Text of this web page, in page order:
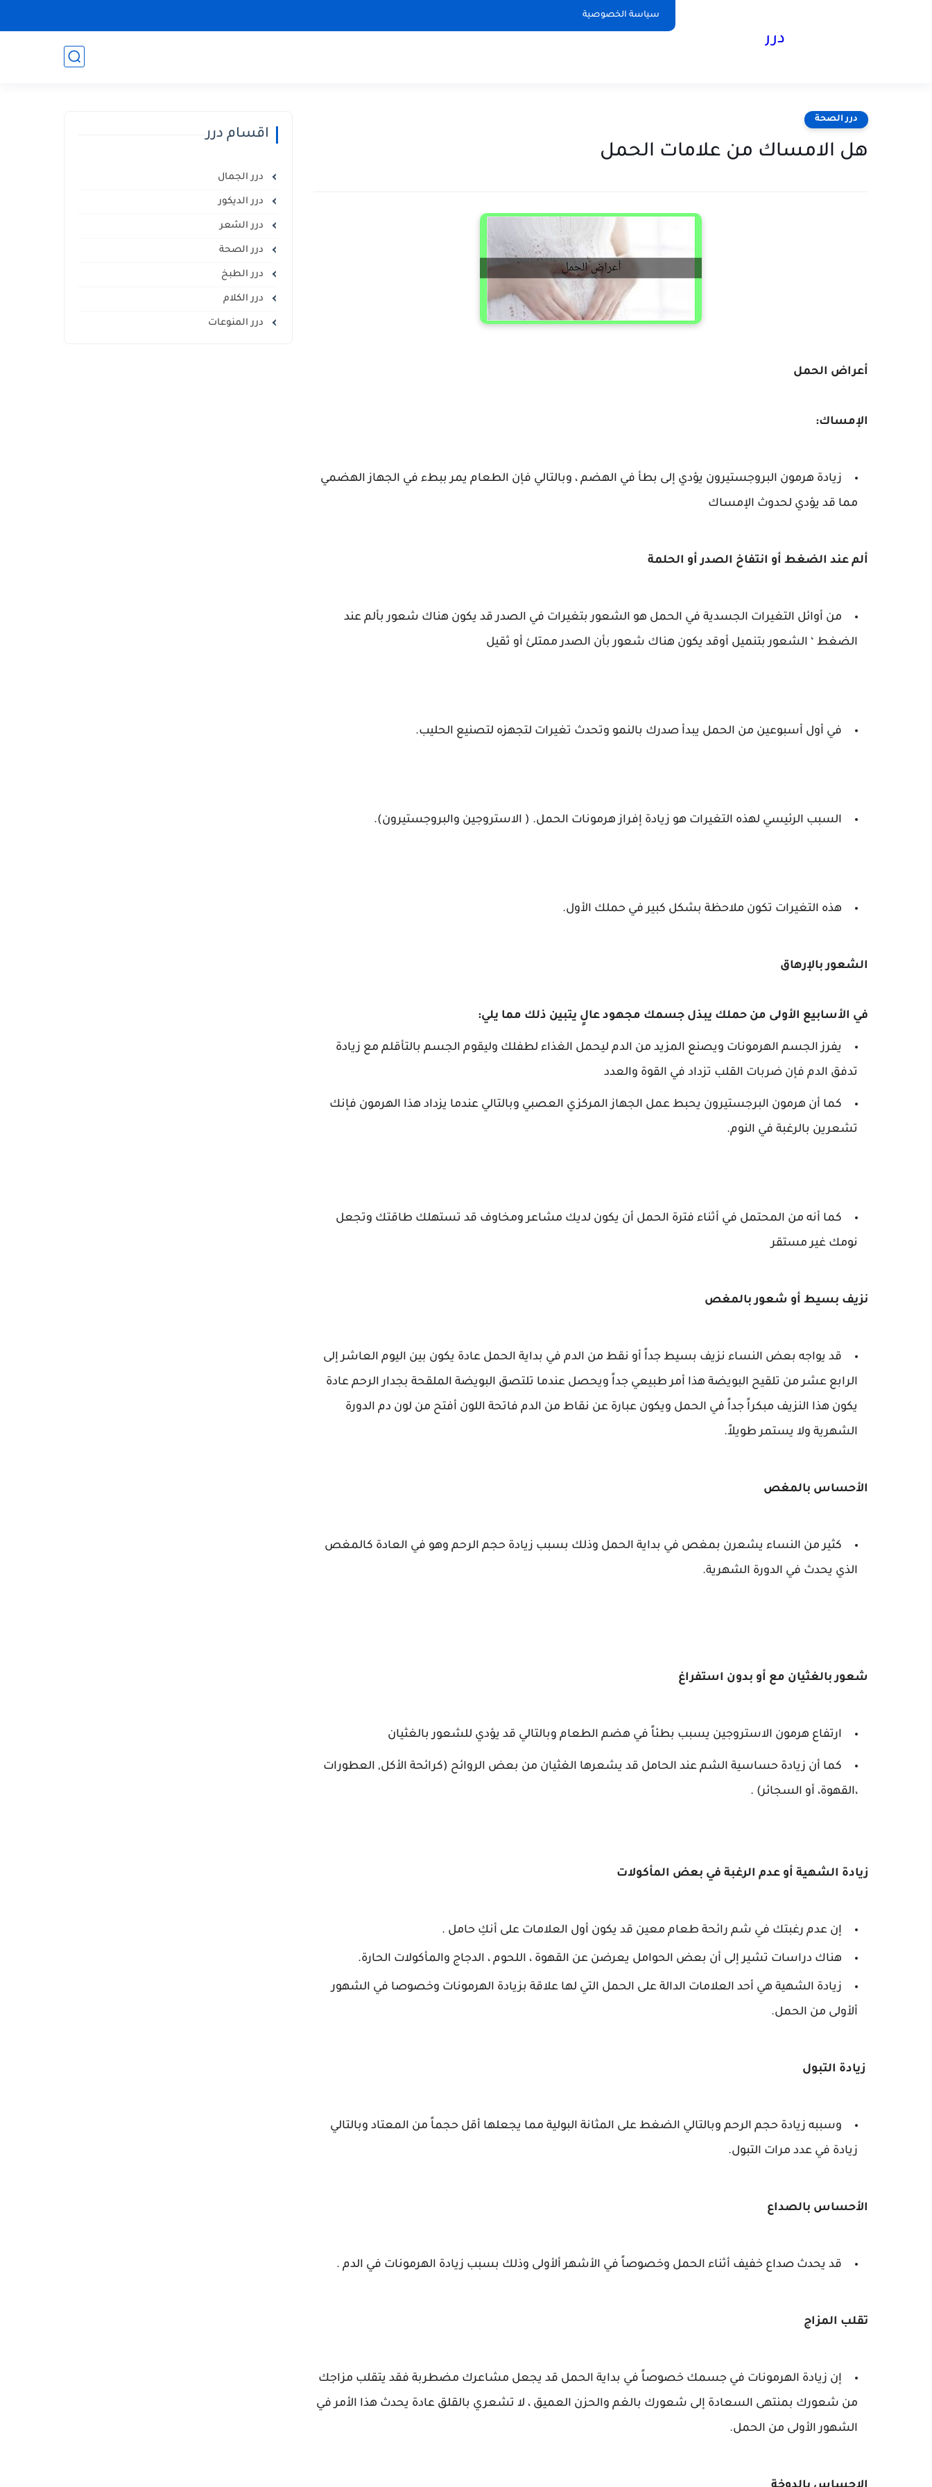
سياسة الخصوصية
درر
درر الصحة
هل الامساك من علامات الحمل
أعراض الحمل
الإمساك:
زيادة هرمون البروجستيرون يؤدي إلى بطأ في الهضم ، وبالتالي فإن الطعام يمر ببطء في الجهاز الهضمي
مما قد يؤدي لحدوث الإمساك
ألم عند الضغط أو انتفاخ الصدر أو الحلمة
من أوائل التغيرات الجسدية في الحمل هو الشعور بتغيرات في الصدر قد يكون هناك شعور بألم عند
الضغط ‘ الشعور بتنميل أوقد يكون هناك شعور بأن الصدر ممتلئ أو ثقيل
في أول أسبوعين من الحمل يبدأ صدرك بالنمو وتحدث تغيرات لتجهزه لتصنيع الحليب.
السبب الرئيسي لهذه التغيرات هو زيادة إفراز هرمونات الحمل. ( الاستروجين والبروجستيرون).
هذه التغيرات تكون ملاحظة بشكل كبير في حملك الأول.
الشعور بالإرهاق
في الأسابيع الأولى من حملك يبذل جسمك مجهود عالٍ يتبين ذلك مما يلي:
يفرز الجسم الهرمونات ويصنع المزيد من الدم ليحمل الغذاء لطفلك وليقوم الجسم بالتأقلم مع زيادة
تدفق الدم فإن ضربات القلب تزداد في القوة والعدد
كما أن هرمون البرجستيرون يحبط عمل الجهاز المركزي العصبي وبالتالي عندما يزداد هذا الهرمون فإنك
تشعرين بالرغبة في النوم.
كما أنه من المحتمل في أثناء فترة الحمل أن يكون لديك مشاعر ومخاوف قد تستهلك طاقتك وتجعل
نومك غير مستقر
نزيف بسيط أو شعور بالمغص
قد يواجه بعض النساء نزيف بسيط جداً أو نقط من الدم في بداية الحمل عادة يكون بين اليوم العاشر إلى
الرابع عشر من تلقيح البويضة هذا أمر طبيعي جداً ويحصل عندما تلتصق البويضة الملقحة بجدار الرحم عادة
يكون هذا النزيف مبكراً جداً في الحمل ويكون عبارة عن نقاط من الدم فاتحة اللون أفتح من لون دم الدورة
الشهرية ولا يستمر طويلاً.
الأحساس بالمغص
كثير من النساء يشعرن بمغص في بداية الحمل وذلك بسبب زيادة حجم الرحم وهو في العادة كالمغص
الذي يحدث في الدورة الشهرية.
شعور بالغثيان مع أو بدون استفراغ
ارتفاع هرمون الاستروجين يسبب بطئاً في هضم الطعام وبالتالي قد يؤدي للشعور بالغثيان
كما أن زيادة حساسية الشم عند الحامل قد يشعرها الغثيان من بعض الروائح (كرائحة الأكل, العطورات
،القهوة، أو السجائر) .
زيادة الشهية أو عدم الرغبة في بعض المأكولات
إن عدم رغبتك في شم رائحة طعام معين قد يكون أول العلامات على أنكِ حامل .
هناك دراسات تشير إلى أن بعض الحوامل يعرضن عن القهوة ، اللحوم ، الدجاج والمأكولات الحارة.
زيادة الشهية هي أحد العلامات الدالة على الحمل التي لها علاقة بزيادة الهرمونات وخصوصا في الشهور
ألأولى من الحمل.
زيادة التبول
وسببه زيادة حجم الرحم وبالتالي الضغط على المثانة البولية مما يجعلها أقل حجماً من المعتاد وبالتالي
زيادة في عدد مرات التبول.
الأحساس بالصداع
قد يحدث صداع خفيف أثناء الحمل وخصوصاً في الأشهر ألأولى وذلك بسبب زيادة الهرمونات في الدم .
تقلب المزاج
إن زيادة الهرمونات في جسمك خصوصاً في بداية الحمل قد يجعل مشاعرك مضطربة فقد يتقلب مزاجك
من شعورك بمنتهى السعادة إلى شعورك بالغم والحزن العميق ، لا تشعري بالقلق عادة يحدث هذا الأمر في
الشهور الأولى من الحمل.
اقسام درر
درر الجمال
درر الديكور
درر الشعر
درر الصحة
درر الطبخ
درر الكلام
درر المنوعات